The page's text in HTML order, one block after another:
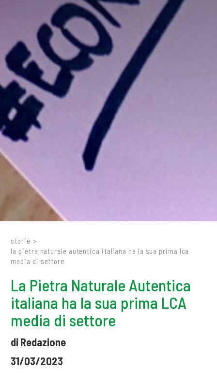
storie >
la pietra naturale autentica italiana ha la sua prima lca
media di settore
La Pietra Naturale Autentica
italiana ha la sua prima LCA
media di settore
di Redazione
31/03/2023